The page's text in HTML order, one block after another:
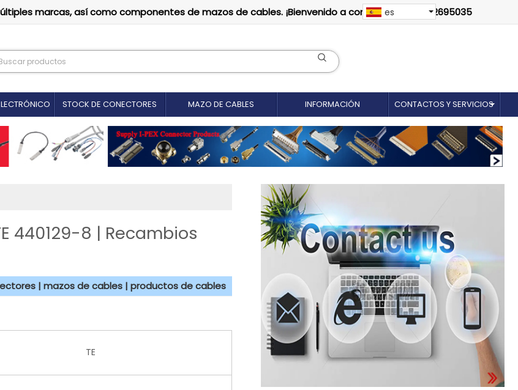
marcas, así como componentes de mazos de cables. ¡Bienvenido a contactarnos: 18012695035
es
STOCK DE CONECTORES MAZO DE CABLES INFORMACIÓN CONTACTOS Y SERVICIOS
440129-8 | Recambios
| mazos de cables | productos de cables
TE